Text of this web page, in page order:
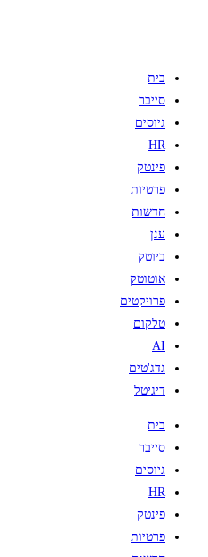
בית
סייבר
גיוסים
HR
פינטק
פרטיות
חדשות
ענן
ביוטק
אוטוטק
פרויקטים
טלקום
AI
גדג'טים
דיגיטל
בית
סייבר
גיוסים
HR
פינטק
פרטיות